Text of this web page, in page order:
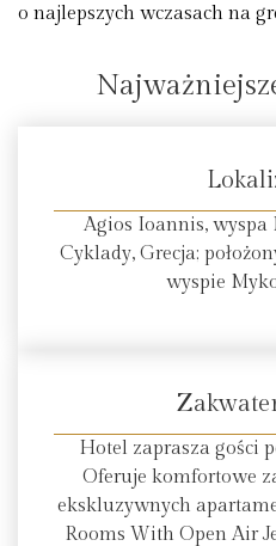
o najlepszych wczasach na
Agios Ioannis, wyspa
Cyklady, Grecja;
wyspie
Hotel zaprasza gości
Oferuje komfortowe
ekskluzywnych
Rooms With Open Air